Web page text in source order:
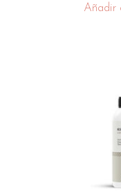
Añadir